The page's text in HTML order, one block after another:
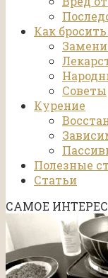
Как
Советы
Курение
Полезные
Статьи
САМОЕ